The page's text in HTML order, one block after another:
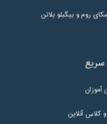
روم و بیگبلو بلاتن
آموزان
و کلاس آنلاین